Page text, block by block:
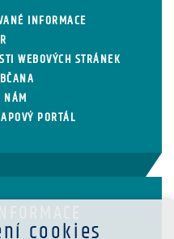
INFORMACE
WEBOVÝCH STRÁNEK
NÁM
PORTÁL
cookies